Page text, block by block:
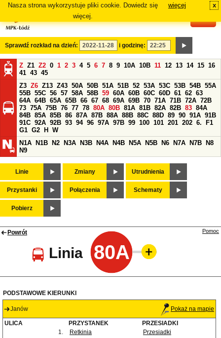
Nasza strona wykorzystuje pliki cookie. Dowiedz się
więcej.
więcej x
Sprawdź rozkład na dzień: i godzinę:
Z Z1 Z2 0 1 2 3 4 5 6 7 8 9 10A 10B 11 12 13 14 15 16
41 43 45
Z3 Z6 Z13 Z43 50A 50B 51A 51B 52 53A 53C 53B 54B 55A
55B 55C 56 57 58A 58B 59 60A 60B 60C 60D 61 62 63
64A 64B 65A 65B 66 67 68 69A 69B 70 71A 71B 72A 72B
73 75A 75B 76 77 78 80A 80B 81A 81B 82A 82B 83 84A
84B 85A 85B 86 87A 87B 88A 88B 88C 88D 89 90 91A 91B
91C 92A 92B 93 94 96 97A 97B 99 100 101 201 202 6.
F1
G1 G2 H
W
N1A
N1B N2 N3A N3B N4A N4B N5A N5B N6 N7A N7B
N8
N9
Linie Zmiany Utrudnienia
Przystanki Połączenia Schematy
Pobierz
Powrót
Linia 80A
Pomoc
PODSTAWOWE KIERUNKI
Janów Pokaż na mapie
ULICA PRZYSTANEK
PRZESIADKI
1.
Retkinia
Przesiadki